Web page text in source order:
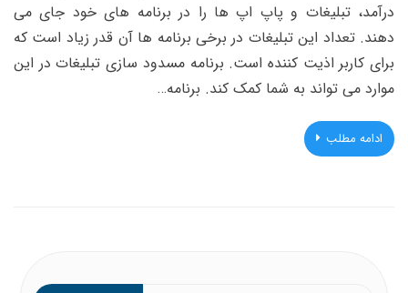
درآمد، تبلیغات و پاپ اپ ها را در برنامه های خود جای می
دهند. تعداد این تبلیغات در برخی برنامه ها آن قدر زیاد است که
برای کاربر اذیت کننده است. برنامه مسدود سازی تبلیغات در این
موارد می تواند به شما کمک کند. برنامه…
ادامه مطلب